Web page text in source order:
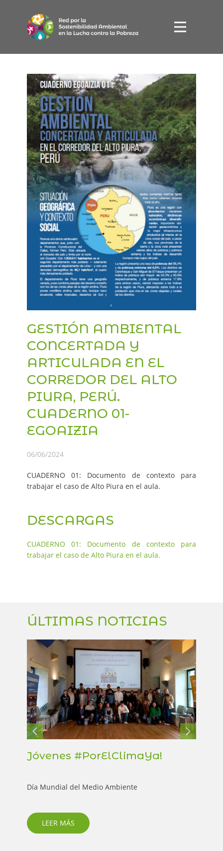
Inicio
Acciones
Publicaciones
GESTIÓN AMBIENTAL
CONCERTADA Y
ARTICULADA EN EL
CORREDOR DEL ALTO
PIURA, PERÚ.
CUADERNO 01-
EGOAIZIA
06/06/2024
CUADERNO 01: Documento de contexto para
trabajar el caso de Alto Piura en el aula.
DESCARGAS
CUADERNO 01: Documento de contexto para
trabajar el caso de Alto Piura en el aula.
ÚLTIMAS NOTICIAS
Jóvenes #PorElClimaYa!
Día Mundial del Medio Ambiente
LEER MÁS